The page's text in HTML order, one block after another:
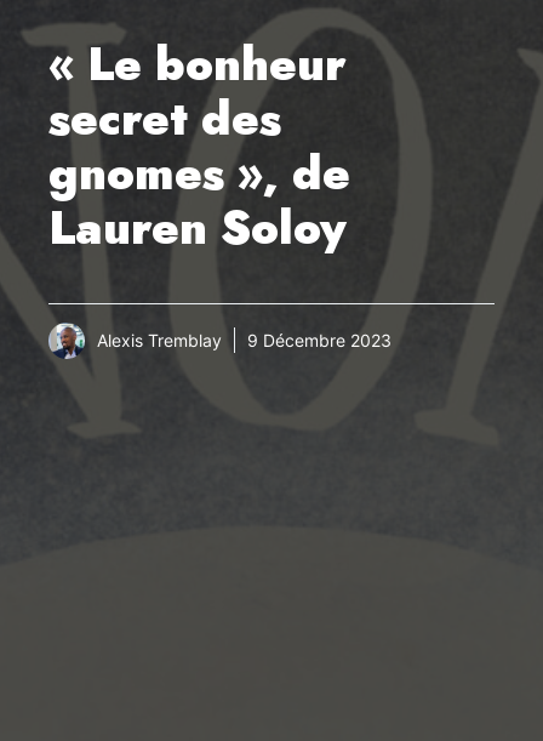
« Le bonheur
secret des
gnomes », de
Lauren Soloy
Alexis Tremblay 9 Décembre 2023